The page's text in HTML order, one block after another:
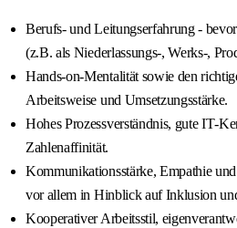
Berufs- und Leitungserfahrung -
(z.B. als Niederlassungs-, Werks-,
Hands‑on-Mentalität sowie den
Arbeitsweise und Umsetzungsstärke.
Hohes Prozessverständnis, gute
Zahlenaffinität.
Kommunikationsstärke, Empathie
vor allem in Hinblick auf Inklusion
Kooperativer Arbeitsstil,